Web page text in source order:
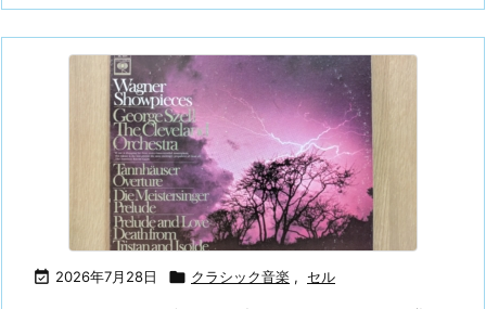
 2026年7月28日  クラシック音楽 , セル